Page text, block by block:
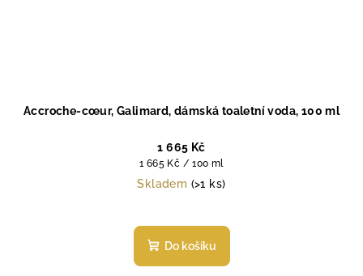
Accroche-cœur, Galimard, dámská toaletní voda, 100 ml
1 665 Kč
Měrná
cena:
1 665 Kč / 100 ml
Skladem (>1 ks)
Do košíku